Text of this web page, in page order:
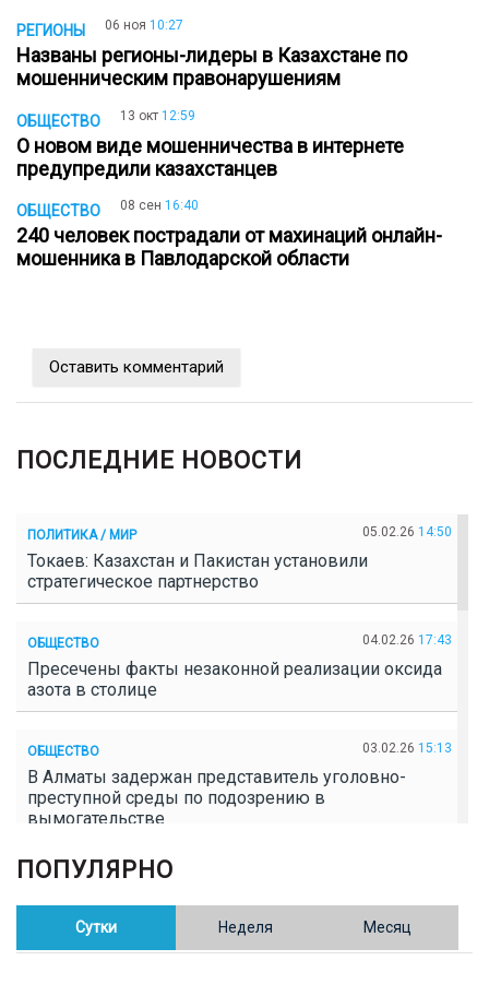
РЕГИОНЫ 06 ноя 10:27
Названы регионы-лидеры в Казахстане по
мошенническим правонарушениям
ОБЩЕСТВО 13 окт 12:59
О новом виде мошенничества в интернете
предупредили казахстанцев
ОБЩЕСТВО 08 сен 16:40
240 человек пострадали от махинаций онлайн-
мошенника в Павлодарской области
Оставить комментарий
ПОСЛЕДНИЕ НОВОСТИ
ПОЛИТИКА / МИР 05.02.26 14:50
Токаев: Казахстан и Пакистан установили
стратегическое партнерство
ОБЩЕСТВО 04.02.26 17:43
Пресечены факты незаконной реализации оксида
азота в столице
ОБЩЕСТВО 03.02.26 15:13
В Алматы задержан представитель уголовно-
преступной среды по подозрению в
вымогательстве
ОБЩЕСТВО
Полицейские пресекли незаконное выращивание
конопли в Таразе
ПОПУЛЯРНО
Сутки Неделя Месяц